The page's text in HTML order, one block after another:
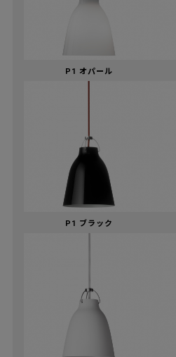
P1 オパール
P1 ブラック